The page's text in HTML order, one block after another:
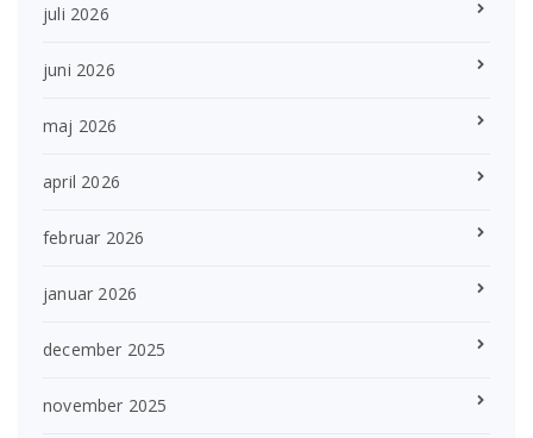
juli 2026
juni 2026
maj 2026
april 2026
februar 2026
januar 2026
december 2025
november 2025